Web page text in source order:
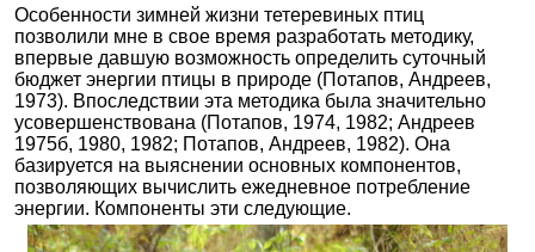
Особенности зимней жизни тетеревиных птиц
позволили мне в свое время разработать методику,
впервые давшую возможность определить суточный
бюджет энергии птицы в природе (Потапов, Андреев,
1973). Впоследствии эта методика была значительно
усовершенствована (Потапов, 1974, 1982; Андреев
1975б, 1980, 1982; Потапов, Андреев, 1982). Она
базируется на выяснении основных компонентов,
позволяющих вычислить ежедневное потребление
энергии. Компоненты эти следующие.